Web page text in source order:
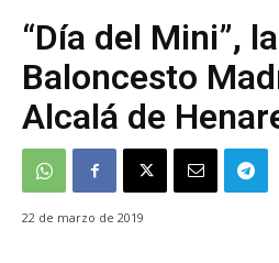
“Día del Mini”,
Baloncesto
Alcalá de
22 de marzo de 2019